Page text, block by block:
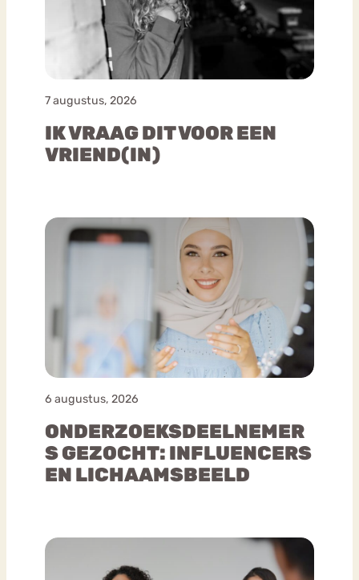
7 augustus, 2026
IK VRAAG DIT VOOR EEN
VRIEND(IN)
6 augustus, 2026
ONDERZOEKSDEELNEMER
S GEZOCHT: INFLUENCERS
EN LICHAAMSBEELD